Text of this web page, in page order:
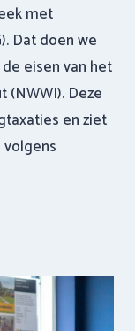
met
Dat doen we
eisen van het
(NWWI). Deze
en ziet